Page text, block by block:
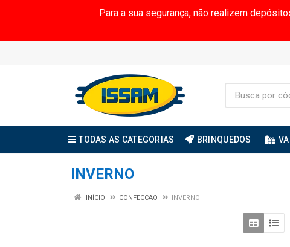
Para a sua segurança, não realizem
TODAS AS CATEGORIAS BRINQUEDOS
INVERNO
INÍCIO CONFECCAO INVERNO